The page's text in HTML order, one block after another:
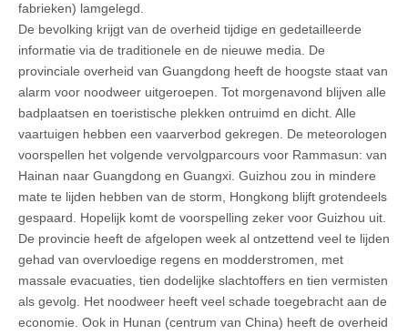
fabrieken) lamgelegd.
De bevolking krijgt van de overheid tijdige en gedetailleerde
informatie via de traditionele en de nieuwe media. De
provinciale overheid van Guangdong heeft de hoogste staat van
alarm voor noodweer uitgeroepen. Tot morgenavond blijven alle
badplaatsen en toeristische plekken ontruimd en dicht. Alle
vaartuigen hebben een vaarverbod gekregen. De meteorologen
voorspellen het volgende vervolgparcours voor Rammasun: van
Hainan naar Guangdong en Guangxi. Guizhou zou in mindere
mate te lijden hebben van de storm, Hongkong blijft grotendeels
gespaard. Hopelijk komt de voorspelling zeker voor Guizhou uit.
De provincie heeft de afgelopen week al ontzettend veel te lijden
gehad van overvloedige regens en modderstromen, met
massale evacuaties, tien dodelijke slachtoffers en tien vermisten
als gevolg. Het noodweer heeft veel schade toegebracht aan de
economie. Ook in Hunan (centrum van China) heeft de overheid